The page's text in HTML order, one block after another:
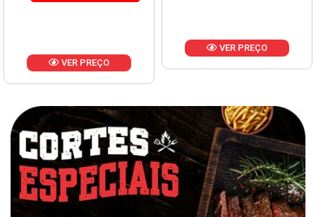
VER PREÇO
VER PREÇO